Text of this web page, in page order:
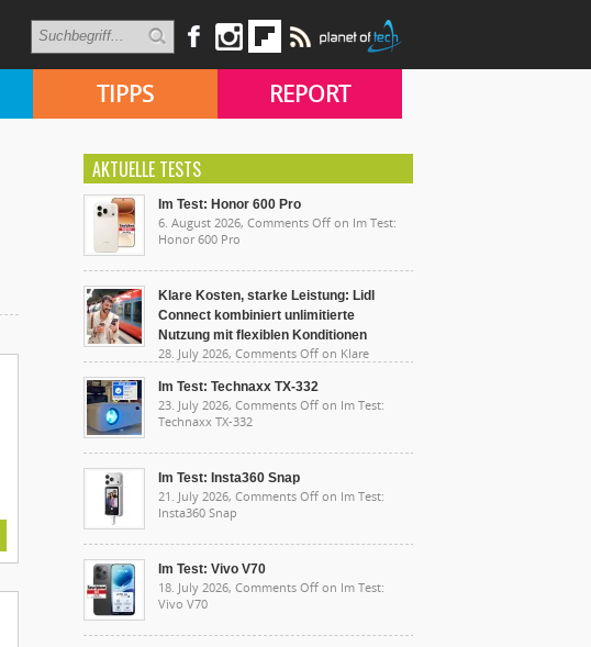
TIPPS REPORT
AKTUELLE TESTS
Im Test: Honor 600 Pro
6. August 2026, Comments Off on Im Test:
Honor 600 Pro
Klare Kosten, starke Leistung: Lidl
Connect kombiniert unlimitierte
Nutzung mit flexiblen Konditionen
28. July 2026, Comments Off on Klare
unlimitierte Nutzung mit flexiblen Konditionen
Im Test: Technaxx TX-332
23. July 2026, Comments Off on Im Test:
Technaxx TX-332
Im Test: Insta360 Snap
21. July 2026, Comments Off on Im Test:
Insta360 Snap
Im Test: Vivo V70
18. July 2026, Comments Off on Im Test:
Vivo V70